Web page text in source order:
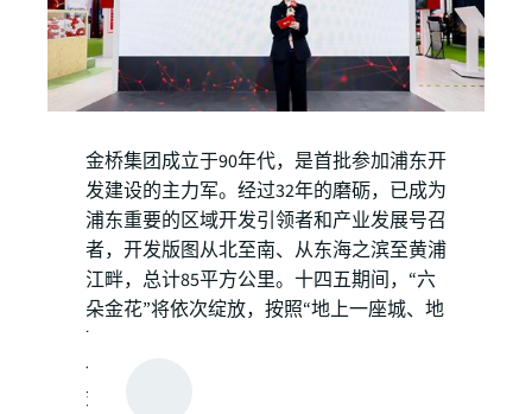
金桥集团成立于90年代，是首批参加浦东开
发建设的主力军。经过32年的磨砺，已成为
浦东重要的区域开发引领者和产业发展号召
者，开发版图从北至南、从东海之滨至黄浦
江畔，总计85平方公里。十四五期间，“六
朵金花”将依次绽放，按照“地上一座城、地
下一座城、云端一座城”的发展理念和统
一、设计、开发、招商、运营的开发运营模
式，为智能网联汽车、智能终端、生物医药